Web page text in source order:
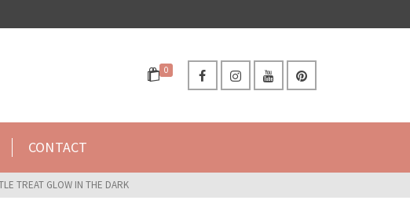
0
CONTACT
TREAT GLOW IN THE DARK